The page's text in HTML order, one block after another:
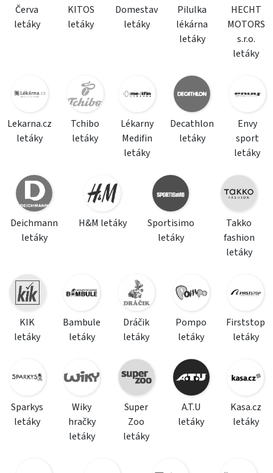
Červa
letáky
KITOS
letáky
Domestav
letáky
Pilulka
lékárna
letáky
HECHT
MOTORS
s.r.o.
letáky
Lekarna.cz
letáky
Tchibo
letáky
Lékarny
Medifin
letáky
Decathlon
letáky
Envy
sport
letáky
Deichmann
letáky
H&M letáky
Sportisimo
letáky
Takko
fashion
letáky
KIK
letáky
Bambule
letáky
Dráčik
letáky
Pompo
letáky
Firststop
letáky
Sparkys
letáky
Wiky
hračky
letáky
Super
Zoo
letáky
A.T.U
letáky
Kasa.cz
letáky